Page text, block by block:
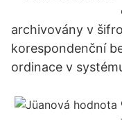
archivovány v
korespondenční
ordinace v